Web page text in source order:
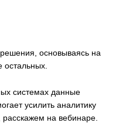
основываясь на
остальных.
системах данные
усилить аналитику
на вебинаре.